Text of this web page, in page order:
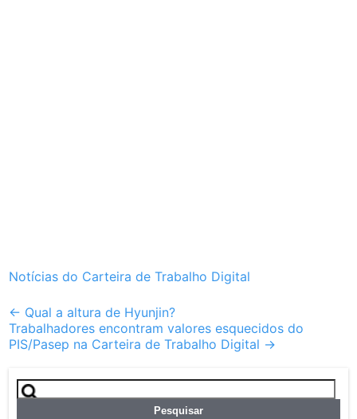
Notícias do Carteira de Trabalho Digital
Post
navigation
← Qual a altura de Hyunjin?
Trabalhadores encontram valores esquecidos do
PIS/Pasep na Carteira de Trabalho Digital →
Pesquisar
por: